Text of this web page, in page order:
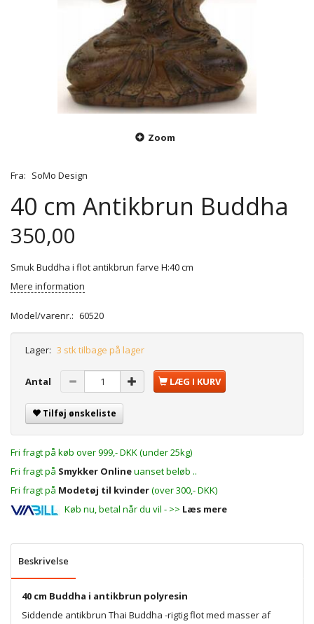
Zoom
Fra: SoMo Design
40 cm Antikbrun Buddha
350,00
Smuk Buddha i flot antikbrun farve H:40 cm
Mere information
Model/varenr.: 60520
Lager: 3 stk tilbage på lager
Antal LÆG I KURV
Tilføj ønskeliste
Fri fragt på køb over 999,- DKK (under 25kg)
Fri fragt på Smykker Onlineuanset beløb ..
Fri fragt på Modetøj til kvinder(over 300,- DKK)
Køb nu, betal når du vil - >> Læs mere
Beskrivelse
40 cm Buddha i antikbrun polyresin
Siddende antikbrun Thai Buddha -rigtig flot med masser af